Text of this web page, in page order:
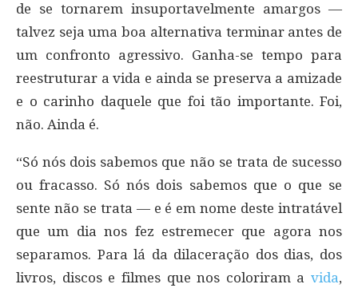
de se tornarem insuportavelmente amargos —
talvez seja uma boa alternativa terminar antes de
um confronto agressivo. Ganha-se tempo para
reestruturar a vida e ainda se preserva a amizade
e o carinho daquele que foi tão importante. Foi,
não. Ainda é.
“Só nós dois sabemos que não se trata de sucesso
ou fracasso. Só nós dois sabemos que o que se
sente não se trata — e é em nome deste intratável
que um dia nos fez estremecer que agora nos
separamos. Para lá da dilaceração dos dias, dos
livros, discos e filmes que nos coloriram a vida,